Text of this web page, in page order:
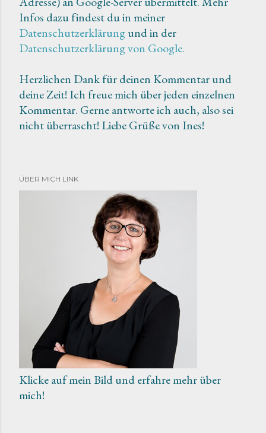
e
n
t
r
v
e
r
f
e
Infos dazu findest du in meiner
Datenschutzerklärungund in der
Datenschutzerklärung von Google.
Herzlichen Dank für deinen Kommentar und
deine Zeit! Ich freue mich über jeden einzelnen
Kommentar. Gerne antworte ich auch, also sei
nicht überrascht! Liebe Grüße von Ines!
ÜBER MICH LINK
Klicke auf mein Bild und erfahre mehr über
mich!